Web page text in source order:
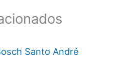
Santo André